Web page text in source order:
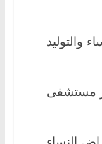
والتوليد
مستشفى